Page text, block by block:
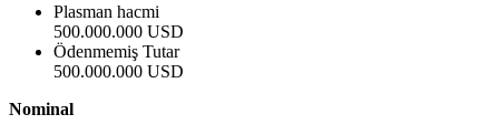
Plasman hacmi
500.000.000 USD
Ödenmemiş Tutar
500.000.000 USD
Nominal